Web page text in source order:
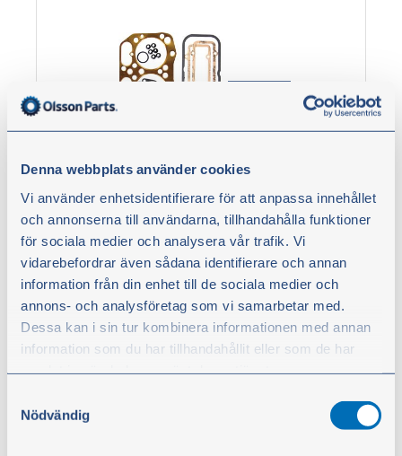
Denna webbplats använder cookies
Vi använder enhetsidentifierare för att anpassa innehållet
och annonserna till användarna, tillhandahålla funktioner
för sociala medier och analysera vår trafik. Vi
vidarebefordrar även sådana identifierare och annan
information från din enhet till de sociala medier och
annons- och analysföretag som vi samarbetar med.
Dessa kan i sin tur kombinera informationen med annan
information som du har tillhandahållit eller som de har
Du kan när som helst ändra ditt val. För att återkalla ditt
samtycke klickar du på ”Cookie-ikonen” längst ned till
Nödvändig
Slibesæt kobber
Artikelnr.:BM-CF610
564,00 kr.
ekskl. moms
Køb